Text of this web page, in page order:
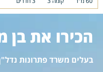
הכירו את בן
בעלים משרד פתרונות